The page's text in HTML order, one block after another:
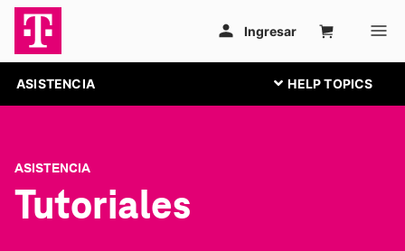
ASISTENCIA
ASISTENCIA
Tutoriales